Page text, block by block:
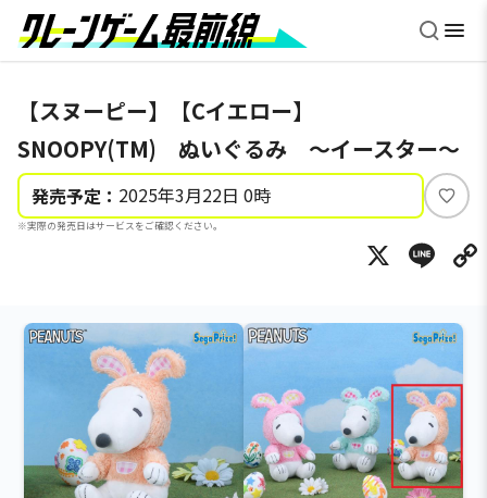
【スヌーピー】【Cイエロー】
SNOOPY(TM) ぬいぐるみ ～イースター～
発売予定： 2025年3月22日 0時
※実際の発売日はサービスをご確認ください。
い
ね
X